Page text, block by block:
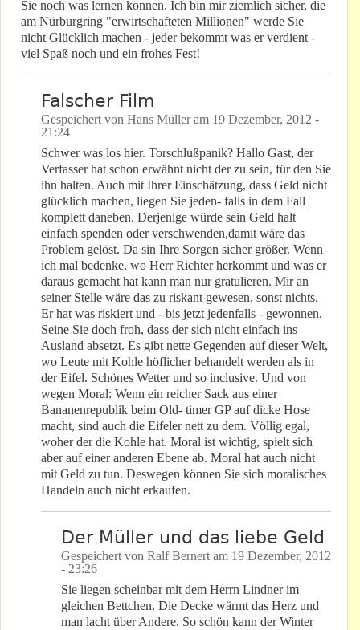
Sie noch was lernen können. Ich bin mir ziemlich sicher, die
am Nürburgring "erwirtschafteten Millionen" werde Sie
nicht Glücklich machen - jeder bekommt was er verdient -
viel Spaß noch und ein frohes Fest!
Falscher Film
Gespeichert von Hans Mülleram 19 Dezember, 2012 -
21:24
Schwer was los hier. Torschlußpanik? Hallo Gast, der
Verfasser hat schon erwähnt nicht der zu sein, für den Sie
ihn halten. Auch mit Ihrer Einschätzung, dass Geld nicht
glücklich machen, liegen Sie jeden- falls in dem Fall
komplett daneben. Derjenige würde sein Geld halt
einfach spenden oder verschwenden,damit wäre das
Problem gelöst. Da sin Ihre Sorgen sicher größer. Wenn
ich mal bedenke, wo Herr Richter herkommt und was er
daraus gemacht hat kann man nur gratulieren. Mir an
seiner Stelle wäre das zu riskant gewesen, sonst nichts.
Er hat was riskiert und - bis jetzt jedenfalls - gewonnen.
Seine Sie doch froh, dass der sich nicht einfach ins
Ausland absetzt. Es gibt nette Gegenden auf dieser Welt,
wo Leute mit Kohle höflicher behandelt werden als in
der Eifel. Schönes Wetter und so inclusive. Und von
wegen Moral: Wenn ein reicher Sack aus einer
Bananenrepublik beim Old- timer GP auf dicke Hose
macht, sind auch die Eifeler nett zu dem. Völlig egal,
woher der die Kohle hat. Moral ist wichtig, spielt sich
aber auf einer anderen Ebene ab. Moral hat auch nicht
mit Geld zu tun. Deswegen können Sie sich moralisches
Handeln auch nicht erkaufen.
Der Müller und das liebe Geld
Gespeichert von Ralf Bernert am 19 Dezember, 2012
- 23:26
Sie liegen scheinbar mit dem Herrn Lindner im
gleichen Bettchen. Die Decke wärmt das Herz und
man lacht über Andere. So schön kann der Winter